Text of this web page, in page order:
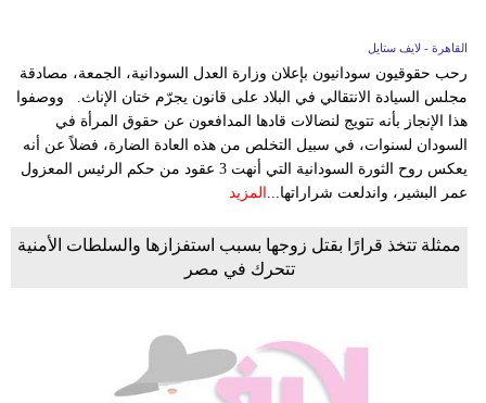
القاهرة - لايف ستايل
رحب حقوقيون سودانيون بإعلان وزارة العدل السودانية، الجمعة، مصادقة
مجلس السيادة الانتقالي في البلاد على قانون يجرّم ختان الإناث. ووصفوا
هذا الإنجاز بأنه تتويج لنضالات قادها المدافعون عن حقوق المرأة في
السودان لسنوات، في سبيل التخلص من هذه العادة الضارة، فضلاً عن أنه
يعكس روح الثورة السودانية التي أنهت 3 عقود من حكم الرئيس المعزول
عمر البشير، واندلعت شراراتها...
المزيد
ممثلة تتخذ قرارًا بقتل زوجها بسبب استفزازها والسلطات الأمنية
تتحرك في مصر